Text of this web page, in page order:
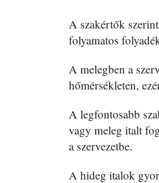
A szakértők
folyamatos
A melegben a
hőmérsékleten,
A legfontosabb
vagy meleg italt
a szervezetbe.
A hideg italok